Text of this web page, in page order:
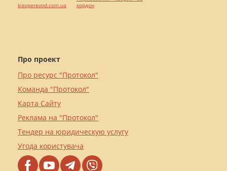
Про проект
Про ресурс "Протокол"
Команда "Протокол"
Карта Сайту
Реклама на "Протокол"
Тендер на юридическую услугу
Угода користувача
kievperevod.com.ua
кордон